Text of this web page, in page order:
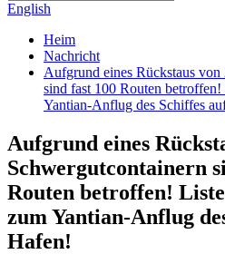
English
Heim
Nachricht
Aufgrund eines Rückstaus
sind fast 100 Routen
Yantian-Anflug des Schiffes
Aufgrund eines
Schwergutcontainern
Routen betroffen!
zum Yantian-Anflug
Hafen!